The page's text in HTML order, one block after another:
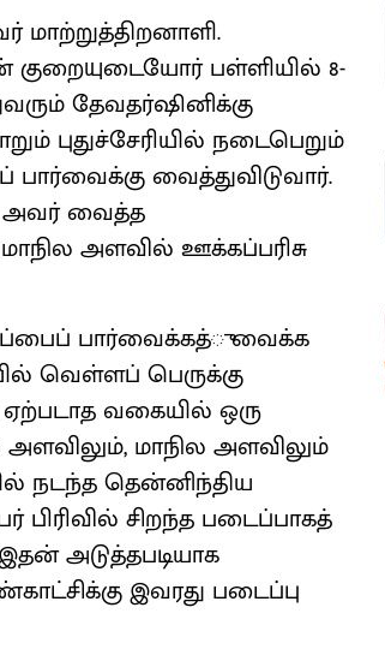
குறையுடையோர் பள்ளியில் 8-
தேவதர்ஷினிக்கு
நடைபெறும்
வைத்துவிடுவார்.
அவர் வைத்த
அளவில் ஊக்கப்பரிசு
பார்வைக்கத்ு வைக்க
வெள்ளப் பெருக்கு
ஏற்படாத வகையில் ஒரு
மாநில அளவிலும்
நடந்த தென்னிந்திய
பிரிவில் சிறந்த படைப்பாகத்
அடுத்தபடியாக
இவரது படைப்பு